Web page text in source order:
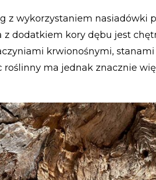
z wykorzystaniem
z dodatkiem kory dębu jest
krwionośnymi,
roślinny ma jednak znacznie